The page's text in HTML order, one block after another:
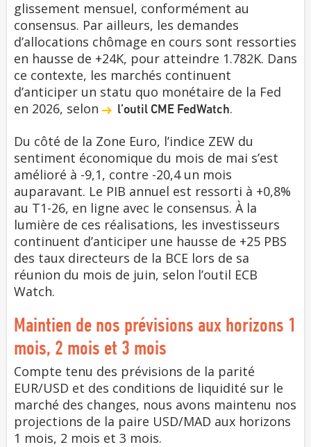
glissement mensuel, conformément au
consensus. Par ailleurs, les demandes
d’allocations chômage en cours sont ressorties
en hausse de +24K, pour atteindre 1.782K. Dans
ce contexte, les marchés continuent
d’anticiper un statu quo monétaire de la Fed
en 2026, selon
l’outil CME FedWatch.
Du côté de la Zone Euro, l’indice ZEW du
sentiment économique du mois de mai s’est
amélioré à -9,1, contre -20,4 un mois
auparavant. Le PIB annuel est ressorti à +0,8%
au T1-26, en ligne avec le consensus. À la
lumière de ces réalisations, les investisseurs
continuent d’anticiper une hausse de +25 PBS
des taux directeurs de la BCE lors de sa
réunion du mois de juin, selon l’outil ECB
Watch.
Maintien de nos prévisions aux horizons 1
mois, 2 mois et 3 mois
Compte tenu des prévisions de la parité
EUR/USD et des conditions de liquidité sur le
marché des changes, nous avons maintenu nos
projections de la paire USD/MAD aux horizons
1 mois, 2 mois et 3 mois.